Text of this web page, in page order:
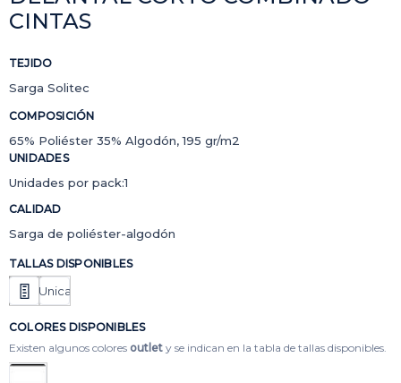
CINTAS
TEJIDO
Sarga Solitec
COMPOSICIÓN
65% Poliéster 35% Algodón, 195 gr/m2
UNIDADES
Unidades por pack:1
CALIDAD
Sarga de poliéster-algodón
TALLAS DISPONIBLES
Unica
COLORES DISPONIBLES
Existen algunos colores outlet y se indican en la tabla de tallas disponibles.